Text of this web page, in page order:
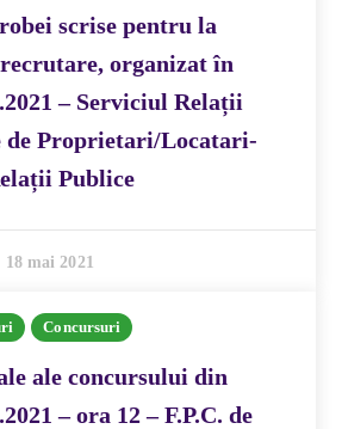
scrise pentru la
organizat în
– Serviciul Relații
de Proprietari/Locatari-
Publice
18 mai 2021
Concursuri
ale concursului din
– ora 12 – F.P.C. de